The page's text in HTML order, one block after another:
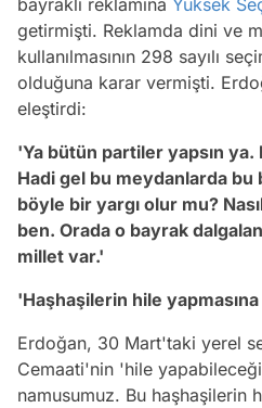
getirmişti. Reklamda dini ve
kullanılmasının 298 sayılı
olduğuna karar vermişti.
eleştirdi:
'Ya bütün partiler yapsın ya.
Hadi gel bu meydanlarda bu
böyle bir yargı olur mu?
ben. Orada o bayrak
millet var.'
'Haşhaşilerin hile
Erdoğan, 30 Mart'taki yerel
Cemaati'nin 'hile
namusumuz. Bu haşhaşilerin